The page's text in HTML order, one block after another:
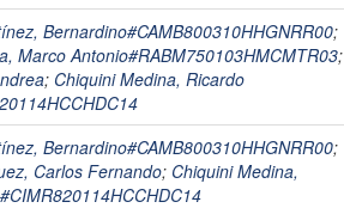
Bernardino#CAMB800310HHGNRR00;
Marco Antonio#RABM750103HMCMTR03;
; Chiquini Medina, Ricardo
Bernardino#CAMB800310HHGNRR00;
Carlos Fernando; Chiquini Medina,